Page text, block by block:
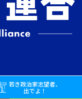
若き政治家志望者、
出でよ！